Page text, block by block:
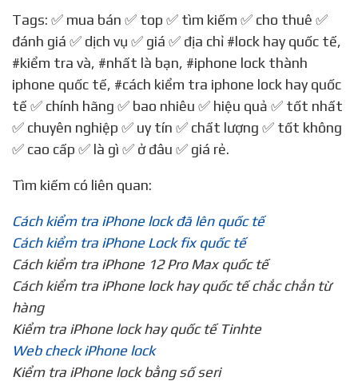
Tags: ✅ mua bán ✅ top ✅ tìm kiếm ✅ cho thuê ✅
đánh giá ✅ dịch vụ ✅ giá ✅ địa chỉ #lock hay quốc tế,
#kiểm tra và, #nhất là bạn, #iphone lock thành
iphone quốc tế, #cách kiểm tra iphone lock hay quốc
tế ✅ chính hãng ✅ bao nhiêu ✅ hiệu quả ✅ tốt nhất
✅ chuyên nghiệp ✅ uy tín ✅ chất lượng ✅ tốt không
✅ cao cấp ✅ là gì ✅ ở đâu ✅ giá rẻ.
Tìm kiếm có liên quan:
Cách kiểm tra iPhone lock đã lên quốc tế
Cách kiểm tra iPhone Lock fix quốc tế
Cách kiểm tra iPhone 12 Pro Max quốc tế
Cách kiểm tra iPhone lock hay quốc tế chắc chắn từ
hàng
Kiểm tra iPhone lock hay quốc tế Tinhte
Web check iPhone lock
Kiểm tra iPhone lock bằng số seri